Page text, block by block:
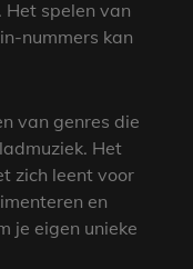
spelen van
nummers kan
van genres die
Het
zich leent voor
en
je eigen unieke